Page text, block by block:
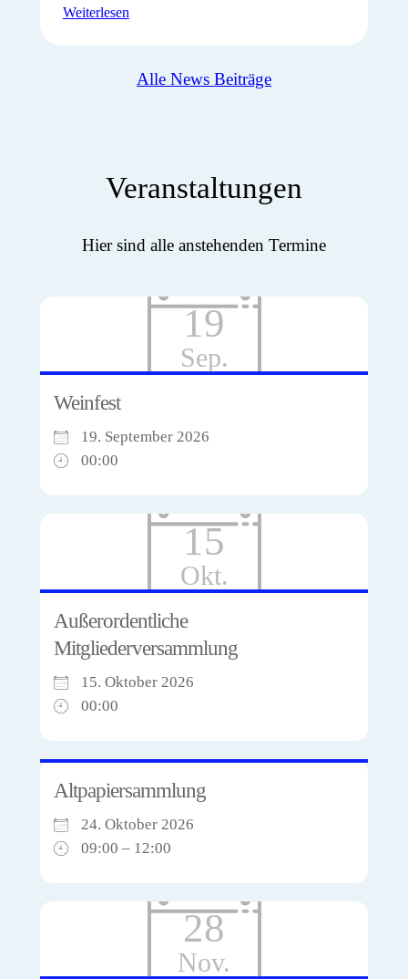
Weiterlesen
Alle News Beiträge
Veranstaltungen
Hier sind alle anstehenden Termine
19
Sep.
Weinfest
19. September 2026
00:00
15
Okt.
Außerordentliche
Mitgliederversammlung
15. Oktober 2026
00:00
Altpapiersammlung
24. Oktober 2026
09:00 – 12:00
28
Nov.